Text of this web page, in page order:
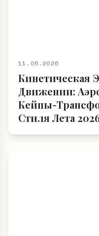
11.06.2026
Кинетическая
Движении:
Кейпы-
Стиля Лета